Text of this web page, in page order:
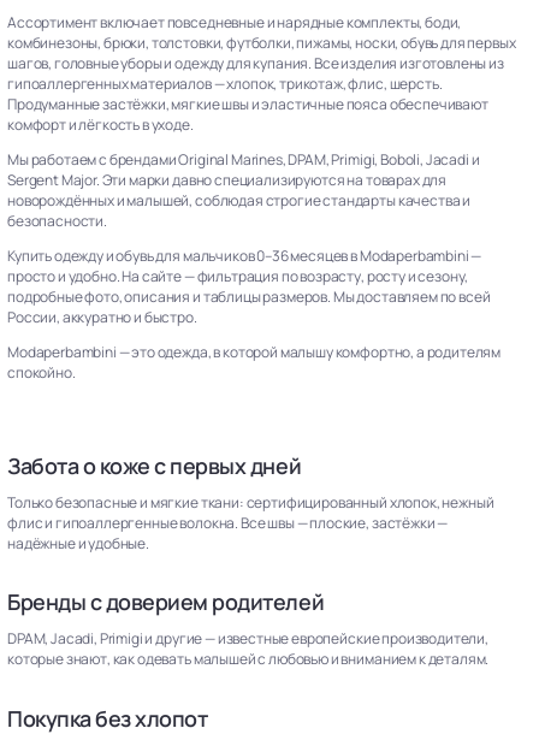
Ассортимент включает повседневные и нарядные комплекты, боди,
комбинезоны, брюки, толстовки, футболки, пижамы, носки, обувь для первых
шагов, головные уборы и одежду для купания. Все изделия изготовлены из
гипоаллергенных материалов — хлопок, трикотаж, флис, шерсть.
Продуманные застёжки, мягкие швы и эластичные пояса обеспечивают
комфорт и лёгкость в уходе.
Мы работаем с брендами Original Marines, DPAM, Primigi, Boboli, Jacadi и
Sergent Major. Эти марки давно специализируются на товарах для
новорождённых и малышей, соблюдая строгие стандарты качества и
безопасности.
Купить одежду и обувь для мальчиков 0–36 месяцев в Modaperbambini —
просто и удобно. На сайте — фильтрация по возрасту, росту и сезону,
подробные фото, описания и таблицы размеров. Мы доставляем по всей
России, аккуратно и быстро.
Modaperbambini — это одежда, в которой малышу комфортно, а родителям
спокойно.
Забота о коже с первых дней
Только безопасные и мягкие ткани: сертифицированный хлопок, нежный
флис и гипоаллергенные волокна. Все швы — плоские, застёжки —
надёжные и удобные.
Бренды с доверием родителей
DPAM, Jacadi, Primigi и другие — известные европейские производители,
которые знают, как одевать малышей с любовью и вниманием к деталям.
Покупка без хлопот